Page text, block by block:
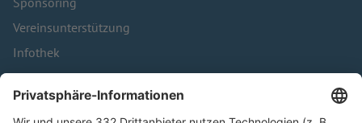
Vereinsunterstützung
Infothek
Kontakt